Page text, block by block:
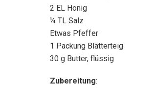
2 EL Honig
¼ TL Salz
Etwas Pfeffer
1 Packung Blätterteig
30 g Butter, flüssig
Zubereitung: